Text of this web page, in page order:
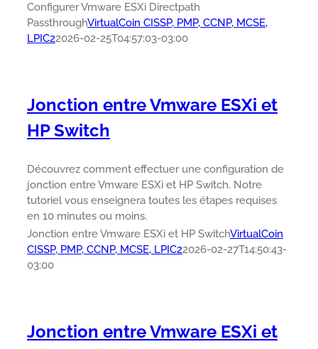
Configurer Vmware ESXi Directpath
PassthroughVirtualCoin CISSP, PMP, CCNP, MCSE,
LPIC22026-02-25T04:57:03-03:00
Jonction entre Vmware ESXi et
HP Switch
Découvrez comment effectuer une configuration de
jonction entre Vmware ESXi et HP Switch. Notre
tutoriel vous enseignera toutes les étapes requises
en 10 minutes ou moins.
Jonction entre Vmware ESXi et HP SwitchVirtualCoin
CISSP, PMP, CCNP, MCSE, LPIC22026-02-27T14:50:43-
03:00
Jonction entre Vmware ESXi et